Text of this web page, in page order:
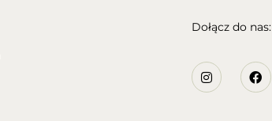
Dołącz do nas: